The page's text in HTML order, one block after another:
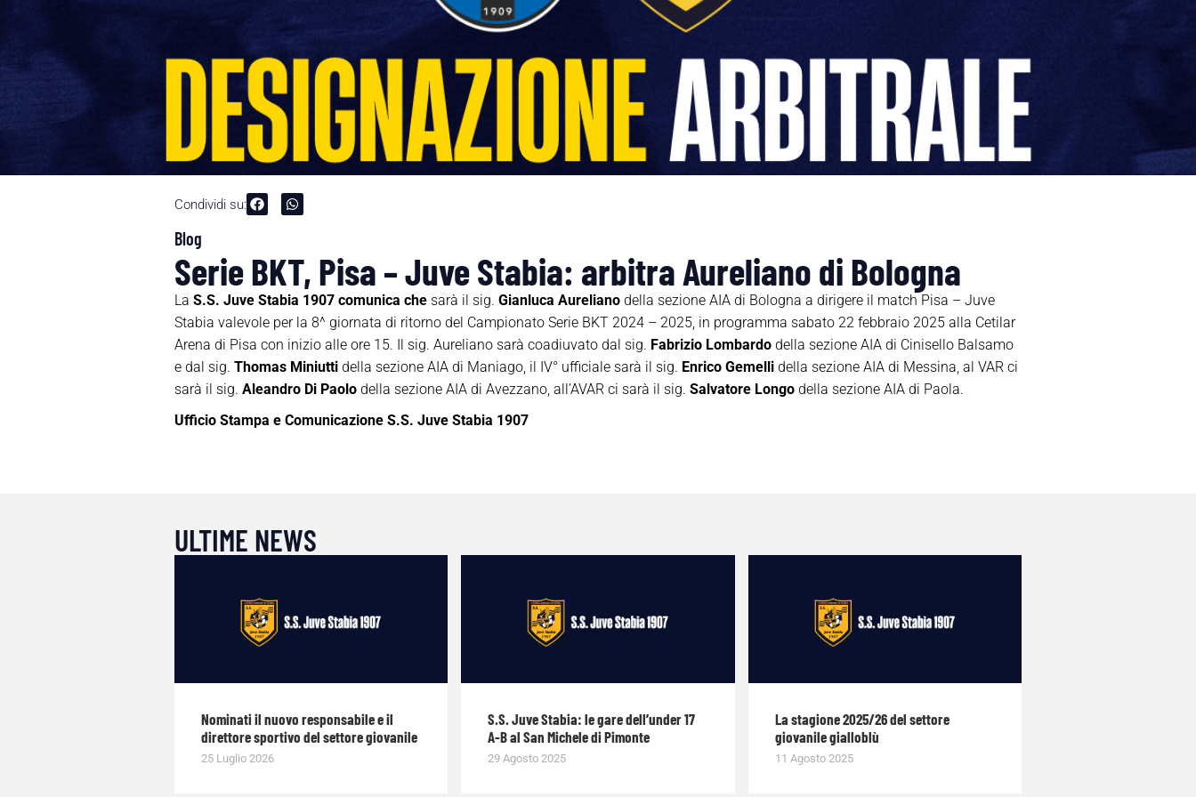
Condividi su:
Blog
Serie BKT, Pisa – Juve Stabia: arbitra Aureliano di Bologna
La S.S. Juve Stabia 1907 comunica che sarà il sig. Gianluca Aurelianodella sezione AIA di Bologna a dirigere il match Pisa – Juve
Stabia valevole per la 8^ giornata di ritorno del Campionato Serie BKT 2024 – 2025, in programma sabato 22 febbraio 2025 alla Cetilar
Arena di Pisa con inizio alle ore 15. Il sig. Aureliano sarà coadiuvato dal sig. Fabrizio Lombardodella sezione AIA di Cinisello Balsamo
e dal sig. Thomas Miniuttidella sezione AIA di Maniago, il IV° ufficiale sarà il sig. Enrico Gemellidella sezione AIA di Messina, al VAR ci
sarà il sig. Aleandro Di Paolodella sezione AIA di Avezzano, all’AVAR ci sarà il sig. Salvatore Longodella sezione AIA di Paola.
Ufficio Stampa e Comunicazione S.S. Juve Stabia 1907
ULTIME NEWS
Nominati il nuovo responsabile e il
direttore sportivo del settore giovanile
25 Luglio 2026
S.S. Juve Stabia: le gare dell’under 17
A-B al San Michele di Pimonte
29 Agosto 2025
La stagione 2025/26 del settore
giovanile gialloblù
11 Agosto 2025